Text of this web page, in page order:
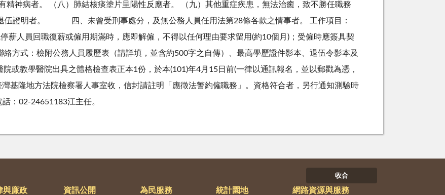
精神病者。 （八）肺結核痰塗片呈陽性反應者。 （九）其他重症疾患，無法治癒，致不勝任職務
明者。 四、未曾受刑事處分，及無公務人員任用法第28條各款之情事者。 工作項目：
薪人員回職復薪或僱用期滿時，應即解僱，不得以任何理由要求留用(約10個月)；受僱時應簽具契
方式：檢附公務人員履歷表（請詳填，並含約500字之自傳）、最高學歷證件影本、退伍令影本及
或教學醫院出具之體格檢查表正本1份，於本(101)年4月15日前(一律以通訊報名，並以郵戳為憑，
基隆地方法院檢察署人事室收，信封請註明「應徵法警約僱職務」。資格符合者，另行通知測驗時
：02-24651183江主任。
收合
與廉政 資訊公開 為民服務 統計園地 網路資源與服務